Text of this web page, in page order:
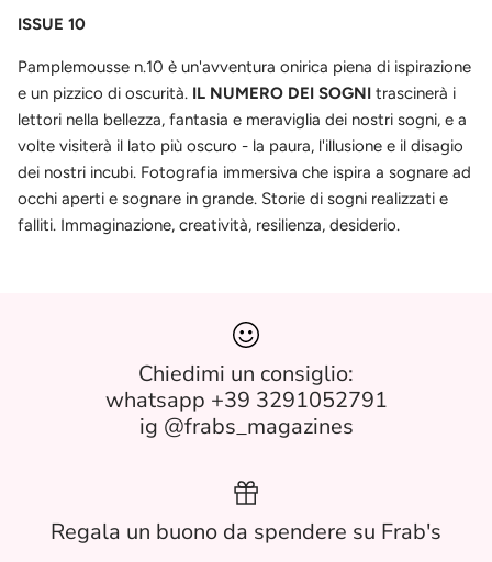
ISSUE 10
Pamplemousse n.10 è un'avventura onirica piena di ispirazione
e un pizzico di oscurità. IL NUMERO DEI SOGNI trascinerà i
lettori nella bellezza, fantasia e meraviglia dei nostri sogni, e a
volte visiterà il lato più oscuro - la paura, l'illusione e il disagio
dei nostri incubi. Fotografia immersiva che ispira a sognare ad
occhi aperti e sognare in grande. Storie di sogni realizzati e
falliti. Immaginazione, creatività, resilienza, desiderio.
Chiedimi un consiglio:
whatsapp +39 3291052791
ig @frabs_magazines
Regala un buono da spendere su Frab's